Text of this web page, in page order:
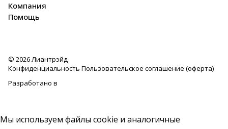
Компания
Помощь
© 2026 Лиантрэйд
Конфиденциальность Пользовательское соглашение (оферта)
Разработано в
Мы используем файлы cookie и аналогичные